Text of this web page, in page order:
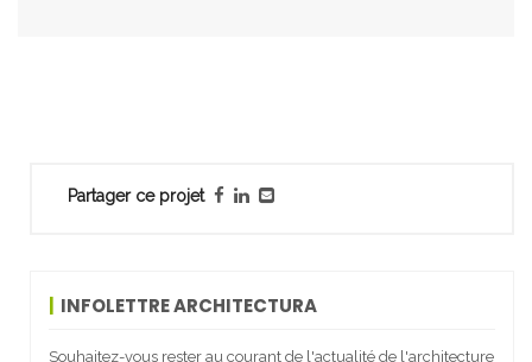
Partager ce projet
INFOLETTRE ARCHITECTURA
Souhaitez-vous rester au courant de l'actualité de l'architecture